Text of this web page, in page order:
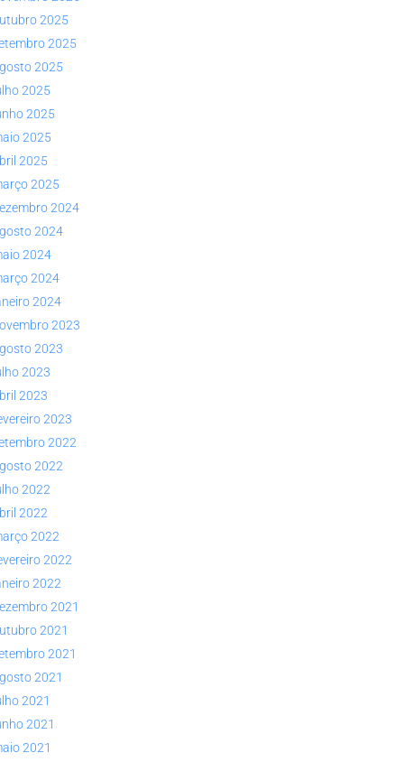
2025
2025
2025
2025
2025
2025
2025
2025
2024
2024
2024
2024
2024
2023
2023
2023
2023
2023
2022
2022
2022
2022
2022
2022
2022
2021
2021
2021
2021
2021
2021
2021